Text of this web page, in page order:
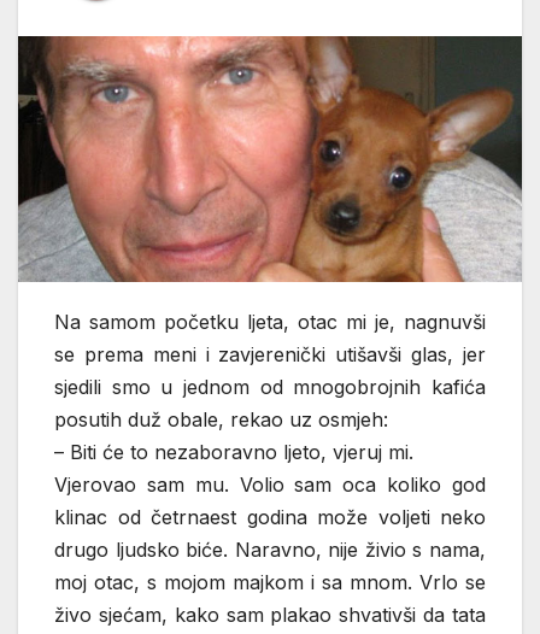
Na samom početku ljeta, otac mi je, nagnuvši
se prema meni i zavjerenički utišavši glas, jer
sjedili smo u jednom od mnogobrojnih kafića
posutih duž obale, rekao uz osmjeh:
– Biti će to nezaboravno ljeto, vjeruj mi.
Vjerovao sam mu. Volio sam oca koliko god
klinac od četrnaest godina može voljeti neko
drugo ljudsko biće. Naravno, nije živio s nama,
moj otac, s mojom majkom i sa mnom. Vrlo se
živo sjećam, kako sam plakao shvativši da tata